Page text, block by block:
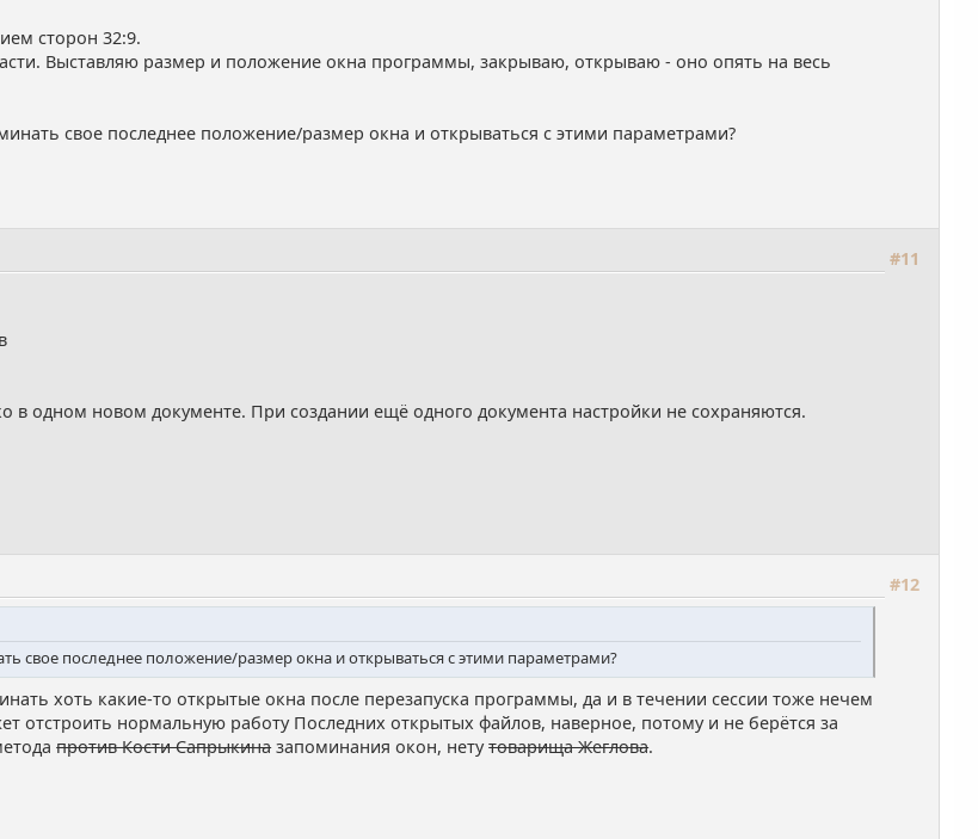
сторон 32:9.
Выставляю размер и положение окна программы, закрываю, открываю - оно опять на весь
свое последнее положение/размер окна и открываться с этими параметрами?
#11
в одном новом документе. При создании ещё одного документа настройки не сохраняются.
#12
свое последнее положение/размер окна и открываться с этими параметрами?
хоть какие-то открытые окна после перезапуска программы, да и в течении сессии тоже нечем
отстроить нормальную работу Последних открытых файлов, наверное, потому и не берётся за
против Кости Сапрыкиназапоминания окон, нетутоварища Жеглова.